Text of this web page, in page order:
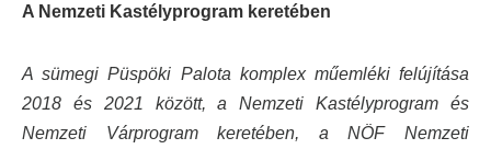
A Nemzeti Kastélyprogram keretében
A sümegi Püspöki Palota komplex műemléki felújítása
2018 és 2021 között, a Nemzeti Kastélyprogram és
Nemzeti Várprogram keretében, a NÖF Nemzeti